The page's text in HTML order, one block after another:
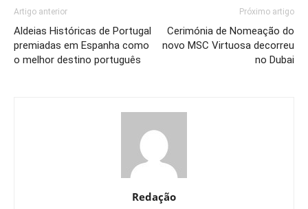
Artigo anterior
Aldeias Históricas de Portugal
premiadas em Espanha como
o melhor destino português
Próximo artigo
Cerimónia de Nomeação do
novo MSC Virtuosa decorreu
no Dubai
Redação